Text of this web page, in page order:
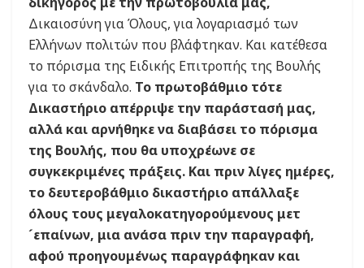
Δικαιοσύνη για Όλους, για λογαριασμό των
Ελλήνων πολιτών που βλάφτηκαν. Και κατέθεσα
το πόρισμα της Ειδικής Επιτροπής της Βουλής
για το σκάνδαλο. Το πρωτοβάθμιο τότε
Δικαστήριο απέρριψε την παράστασή μας,
αλλά και αρνήθηκε να διαβάσει το πόρισμα
της Βουλής, που θα υποχρέωνε σε
συγκεκριμένες πράξεις. Και πριν λίγες ημέρες,
το δευτεροβάθμιο δικαστήριο απάλλαξε
όλους τους μεγαλοκατηγορούμενους μετ
´επαίνων, μια ανάσα πριν την παραγραφή,
αφού προηγουμένως παραγράφηκαν και